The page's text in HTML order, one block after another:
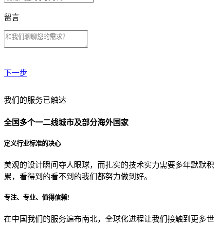
留言
下一步
贵公司预算范围是？
贵公司的团队规模是？
目前主要的营销渠道是？
我们的服务已触达
全国多个一二线城市及部分海外国家
定义行业标准的决心
美观的设计瞬间夺人眼球，而扎实的技术实力需要多年默默积
累，看得到的看不到的我们都努力做到好。
专注、专业、值得信赖!
在中国我们的服务遍布南北，全球化进程让我们接触到更多世